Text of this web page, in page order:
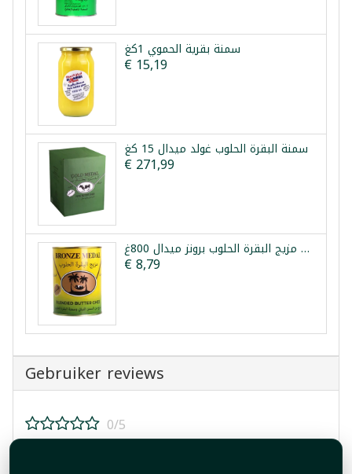
سمنة بقرية الحموي 1كغ
€ 15,19
سمنة البقرة الحلوب غولد ميدال 15 كغ
€ 271,99
سمن مزيج البقرة الحلوب برونز ميدال 800غ
€ 8,79
Gebruiker reviews
0/5